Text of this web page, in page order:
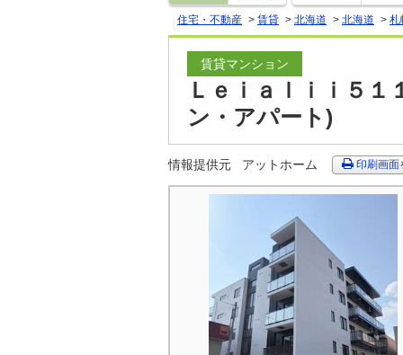
住宅・不動産 > 賃貸 > 北海道 > 北海道 > 札
賃貸マンション
Ｌｅｉａｌｉｉ５
ン・アパート)
情報提供元 アットホーム 印刷画面